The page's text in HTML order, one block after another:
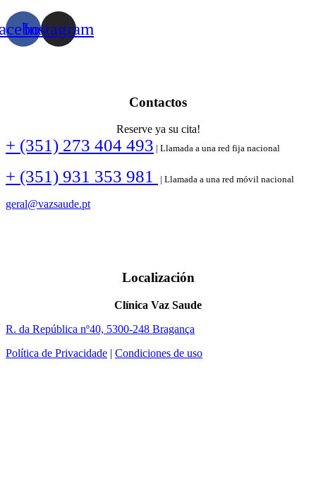
Instagram
Contactos
Reserve ya su cita!
+ (351) 273 404 493 | Llamada a una red fija nacional
+ (351) 931 353 981 | Llamada a una red móvil nacional
geral@vazsaude.pt
Localización
Clínica Vaz Saude
R. da República nº40, 5300-248 Bragança
Política de Privacidade | Condiciones de uso